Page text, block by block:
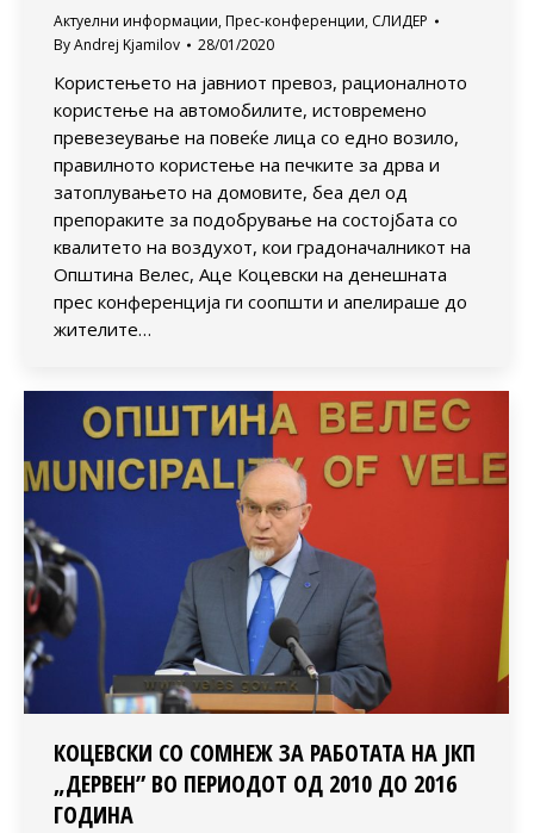
Актуелни информации, Прес-конференции, СЛИДЕР
ByAndrej Kjamilov 28/01/2020
Користењето на јавниот превоз, рационалното
користење на автомобилите, истовремено
превезеување на повеќе лица со едно возило,
правилното користење на печките за дрва и
затоплувањето на домовите, беа дел од
препораките за подобрување на состојбата со
квалитето на воздухот, кои градоначалникот на
Општина Велес, Аце Коцевски на денешната
прес конференција ги соопшти и апелираше до
жителите…
КОЦЕВСКИ СО СОМНЕЖ ЗА РАБОТАТА НА ЈКП
„ДЕРВЕН” ВО ПЕРИОДОТ ОД 2010 ДО 2016
ГОДИНА